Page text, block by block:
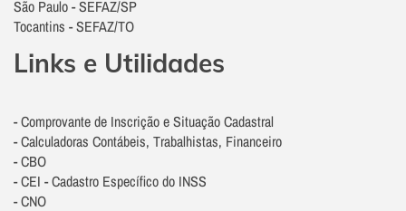
São Paulo - SEFAZ/SP
Tocantins - SEFAZ/TO
Links e Utilidades
- Comprovante de Inscrição e Situação Cadastral
- Calculadoras Contábeis, Trabalhistas, Financeiro
- CBO
- CEI - Cadastro Específico do INSS
- CNO